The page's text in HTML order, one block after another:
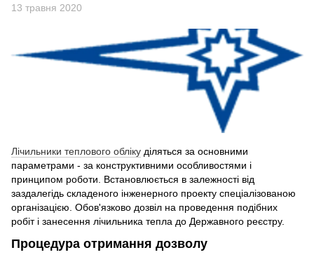
13 травня 2020
Лічильники теплового обліку діляться за основними
параметрами - за конструктивними особливостями і
принципом роботи. Встановлюється в залежності від
заздалегідь складеного інженерного проекту спеціалізованою
організацією. Обов'язково дозвіл на проведення подібних
робіт і занесення лічильника тепла до Державного реєстру.
Процедура отримання дозволу